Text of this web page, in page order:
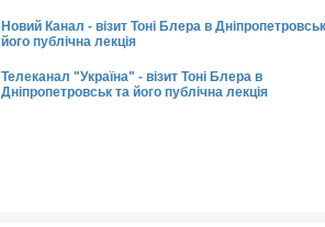
Новий Канал - візит Тоні Блера в
його публічна лекція
Телеканал "Україна" - візит Тоні Блера в
Дніпропетровськ та його публічна лекція